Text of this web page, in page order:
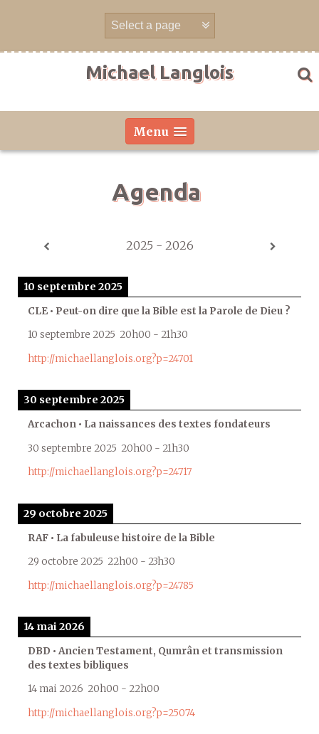
Michael Langlois
Menu
Agenda
2025 - 2026
10 septembre 2025
CLE • Peut-on dire que la Bible est la Parole de Dieu ?
10 septembre 2025 20h00 - 21h30
http://michaellanglois.org?p=24701
30 septembre 2025
Arcachon • La naissances des textes fondateurs
30 septembre 2025 20h00 - 21h30
http://michaellanglois.org?p=24717
29 octobre 2025
RAF • La fabuleuse histoire de la Bible
29 octobre 2025 22h00 - 23h30
http://michaellanglois.org?p=24785
14 mai 2026
DBD • Ancien Testament, Qumrân et transmission
des textes bibliques
14 mai 2026 20h00 - 22h00
http://michaellanglois.org?p=25074